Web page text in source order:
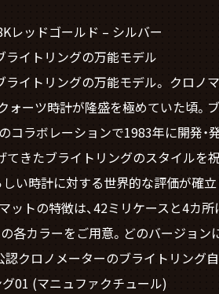
レッドゴールド – シルバー
ライトリングの万能モデル
ライトリングの万能モデル。 クロ
ォーツ時計が隆盛を極めていた頃
コラボレーションで1983年に開発・
てきたブライトリングのスタイルを
しい時計に対する世界的な評価が確
ットの特徴は、42ミリケースと4カ
各カラーをご用意。どのバージョ
認クロノメーターのブライトリング
01 (マニュファクチュール)